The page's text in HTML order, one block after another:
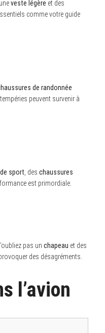
, uneveste légère et des
comme votre guide
de randonnée
peuvent survenir à
sport , des chaussures
est primordiale.
pas un chapeau et des
des désagréments.
l’avion